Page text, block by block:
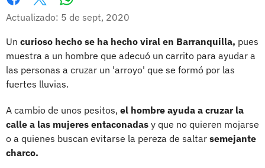
Facebook
X
Actualizado: 5 de sept, 2020
Un curioso hecho se ha hecho viral en Barranquilla, pues
muestra a un hombre que adecuó un carrito para ayudar a
las personas a cruzar un 'arroyo' que se formó por las
fuertes lluvias.
A cambio de unos pesitos, el hombre ayuda a cruzar la
calle a las mujeres entaconadas y que no quieren mojarse
o a quienes buscan evitarse la pereza de saltar semejante
charco.